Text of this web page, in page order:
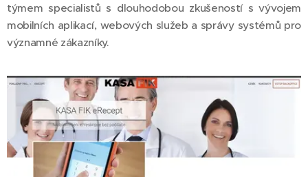
týmem specialistů s dlouhodobou zkušeností s vývojem
mobilních aplikací, webových služeb a správy systémů pro
významné zákazníky.